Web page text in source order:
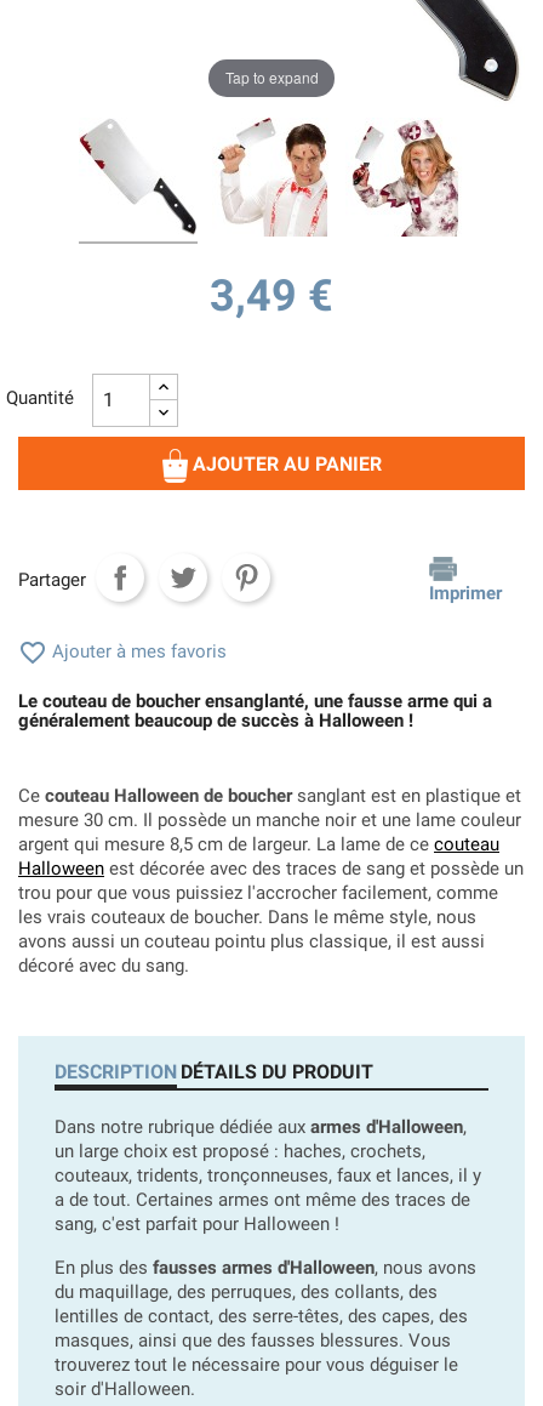
Tap to expand
3,49 €
Quantité
AJOUTER AU PANIER
Partager
Imprimer
 Ajouter à mes favoris
Le couteau de boucher ensanglanté, une fausse arme qui a
généralement beaucoup de succès à Halloween !
Ce couteau Halloween de bouchersanglant est en plastique et
mesure 30 cm. Il possède un manche noir et une lame couleur
argent qui mesure 8,5 cm de largeur. La lame de ce couteau
Halloween est décorée avec des traces de sang et possède un
trou pour que vous puissiez l'accrocher facilement, comme
les vrais couteaux de boucher. Dans le même style, nous
avons aussi un couteau pointu plus classique, il est aussi
décoré avec du sang.
DESCRIPTION DÉTAILS DU PRODUIT
Dans notre rubrique dédiée aux armes d'Halloween,
un large choix est proposé : haches, crochets,
couteaux, tridents, tronçonneuses, faux et lances, il y
a de tout. Certaines armes ont même des traces de
sang, c'est parfait pour Halloween !
En plus des fausses armes d'Halloween, nous avons
du maquillage, des perruques, des collants, des
lentilles de contact, des serre-têtes, des capes, des
masques, ainsi que des fausses blessures. Vous
trouverez tout le nécessaire pour vous déguiser le
soir d'Halloween.